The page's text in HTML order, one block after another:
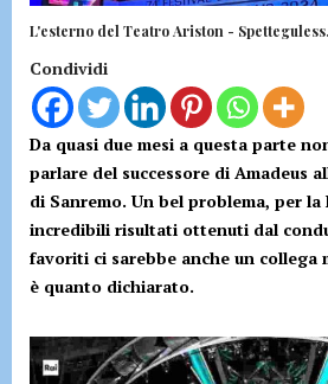
L'esterno del Teatro Ariston -
Condividi
Da quasi due mesi a questa parte
parlare del successore di Amadeus
di Sanremo. Un bel problema, per
incredibili risultati ottenuti dal
favoriti ci sarebbe anche un collega
è quanto dichiarato.